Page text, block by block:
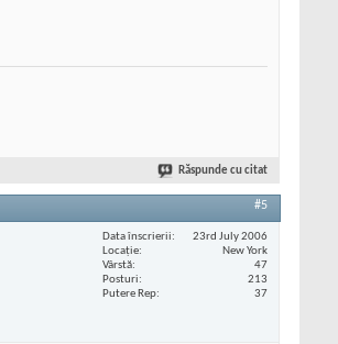
Răspunde cu citat
#5
Data înscrierii
23rd July 2006
Locaţie
New York
Vârstă
47
Posturi
213
Putere Rep
37